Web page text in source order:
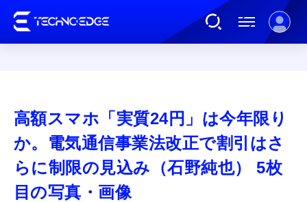
AI
ガジェット
高額スマホ「実質24円」は今年限り
か。電気通信事業法改正で割引はさ
らに制限の見込み（石野純也） 5枚
目の写真・画像